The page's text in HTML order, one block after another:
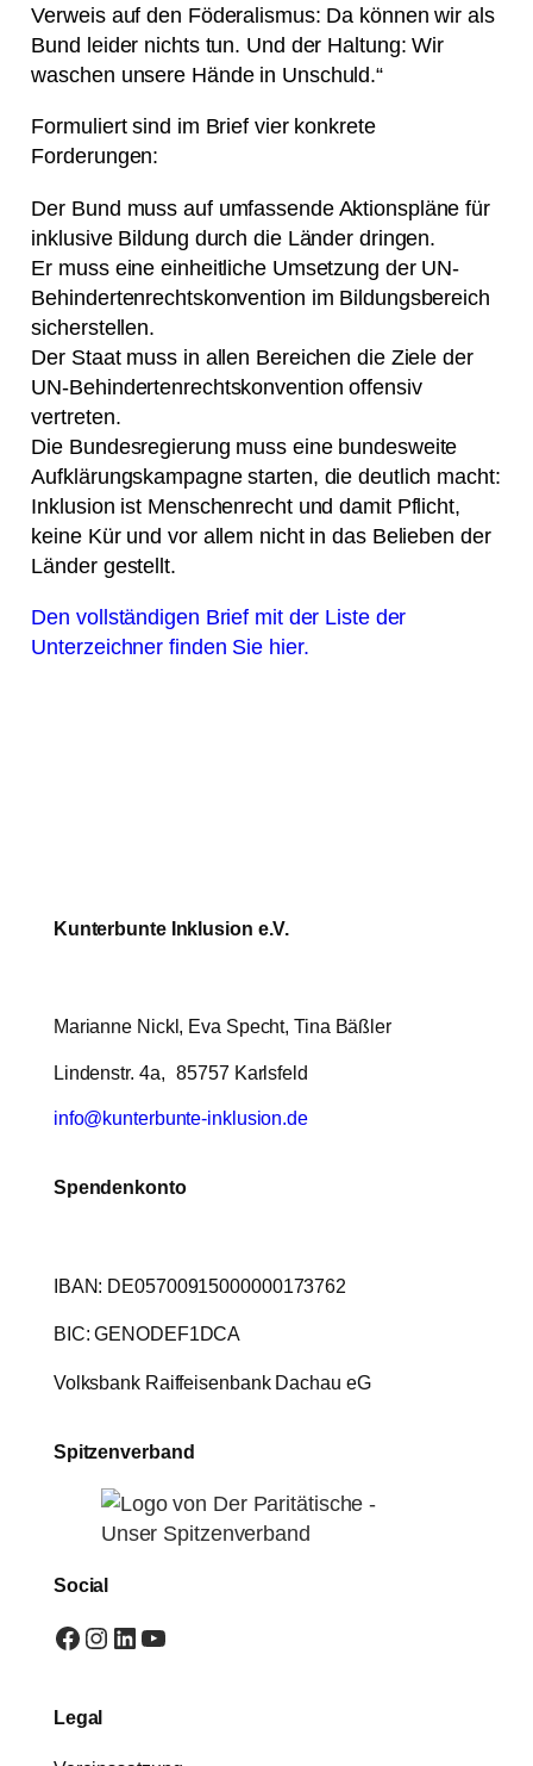
Verweis auf den Föderalismus: Da können wir als
Bund leider nichts tun. Und der Haltung: Wir
waschen unsere Hände in Unschuld.“
Formuliert sind im Brief vier konkrete
Forderungen:
Der Bund muss auf umfassende Aktionspläne für
inklusive Bildung durch die Länder dringen.
Er muss eine einheitliche Umsetzung der UN-
Behindertenrechtskonvention im Bildungsbereich
sicherstellen.
Der Staat muss in allen Bereichen die Ziele der
UN-Behindertenrechtskonvention offensiv
vertreten.
Die Bundesregierung muss eine bundesweite
Aufklärungskampagne starten, die deutlich macht:
Inklusion ist Menschenrecht und damit Pflicht,
keine Kür und vor allem nicht in das Belieben der
Länder gestellt.
Den vollständigen Brief mit der Liste der
Unterzeichner finden Sie hier.
Kunterbunte Inklusion e.V.
Marianne Nickl, Eva Specht, Tina Bäßler
Lindenstr. 4a, 85757 Karlsfeld
info@kunterbunte-inklusion.de
Spendenkonto
IBAN: DE05700915000000173762
BIC: GENODEF1DCA
Volksbank Raiffeisenbank Dachau eG
Spitzenverband
Social
Facebook
Instagram
LinkedIn
YouTube
Legal